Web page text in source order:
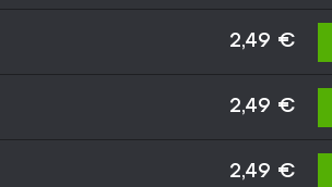
2,49 €
2,49 €
2,49 €